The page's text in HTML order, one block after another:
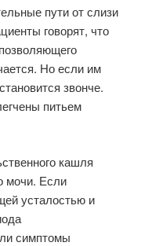
пути от слизи
говорят, что
Но если им
звонче.
питьем
кашля
мочи. Если
усталостью и
симптомы